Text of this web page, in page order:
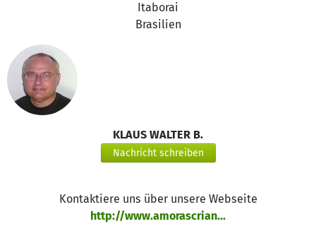
Itaborai
Brasilien
KLAUS WALTER B.
Nachricht schreiben
Kontaktiere uns über unsere Webseite
http://www.amorascrian...